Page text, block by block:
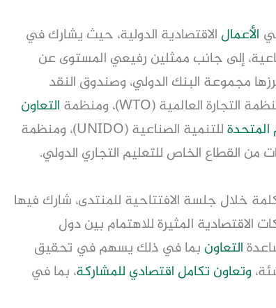
الأعمال الاقتصادية الدولية، حيث يشارك في
إلى جانب ممثلين رفيعي المستوى عن
مجموعة البنك الدولي، وصندوق النقد
التعاون
المتحدة
للتنمية الصناعية (UNIDO)، ومنظمة
خلال جلسة الافتتاحية للمنتدى، شارك فيها
المثيرة للاهتمام بين دول
التعاون بما في ذلك يسهم في تحقيق
وتعاون تكامل اقتصادي للمشاركة، بما في